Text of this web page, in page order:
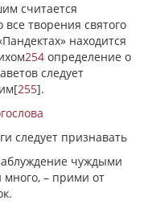
считается
творения святого
находится
254 определение о
следует
[255].
следует признавать
чуждыми
– прими от